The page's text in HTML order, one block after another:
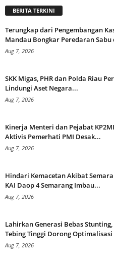
BERITA TERKINI
Terungkap dari Pengembangan
Mandau Bongkar Peredaran Sabu
Aug 7, 2026
SKK Migas, PHR dan Polda Riau
Lindungi Aset Negara...
Aug 7, 2026
Kinerja Menteri dan Pejabat
Aktivis Pemerhati PMI Desak...
Aug 7, 2026
Hindari Kemacetan Akibat
KAI Daop 4 Semarang Imbau...
Aug 7, 2026
Lahirkan Generasi Bebas
Tebing Tinggi Dorong Optimalisasi
Aug 7, 2026